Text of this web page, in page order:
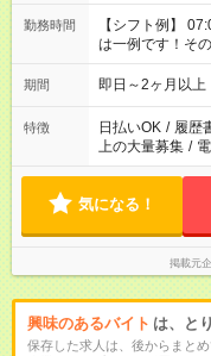
勤務時間
【シフト例】
は一例です！そ
期間 即日～2ヶ月以
特徴 日払いOK / 履歴
上の大量募集 /
気になる！
掲載元
興味のあるバイト は、と
保存した求人は、後からまとめ